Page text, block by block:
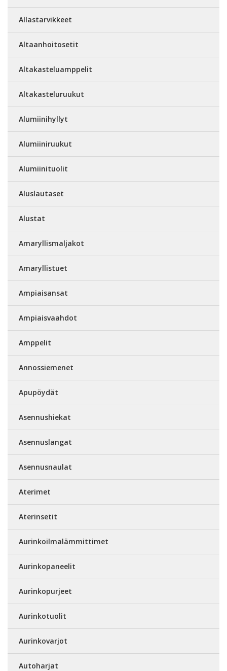
Allastarvikkeet
Altaanhoitosetit
Altakasteluamppelit
Altakasteluruukut
Alumiinihyllyt
Alumiiniruukut
Alumiinituolit
Aluslautaset
Alustat
Amaryllismaljakot
Amaryllistuet
Ampiaisansat
Ampiaisvaahdot
Amppelit
Annossiemenet
Apupöydät
Asennushiekat
Asennuslangat
Asennusnaulat
Aterimet
Aterinsetit
Aurinkoilmalämmittimet
Aurinkopaneelit
Aurinkopurjeet
Aurinkotuolit
Aurinkovarjot
Autoharjat